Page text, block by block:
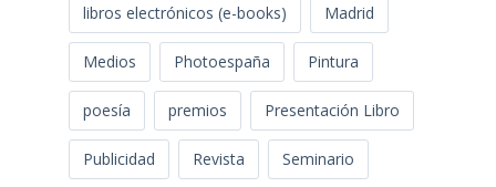
libros electrónicos (e-books) Madrid
Medios Photoespaña Pintura
poesía premios Presentación Libro
Publicidad Revista Seminario